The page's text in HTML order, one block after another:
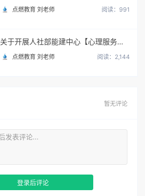
点燃教育 刘老师 阅读：991
关于开展人社部能建中心【心理服务顾问】职业培训与考试
点燃教育 刘老师 阅读：2,144
暂无评论
登录后评论